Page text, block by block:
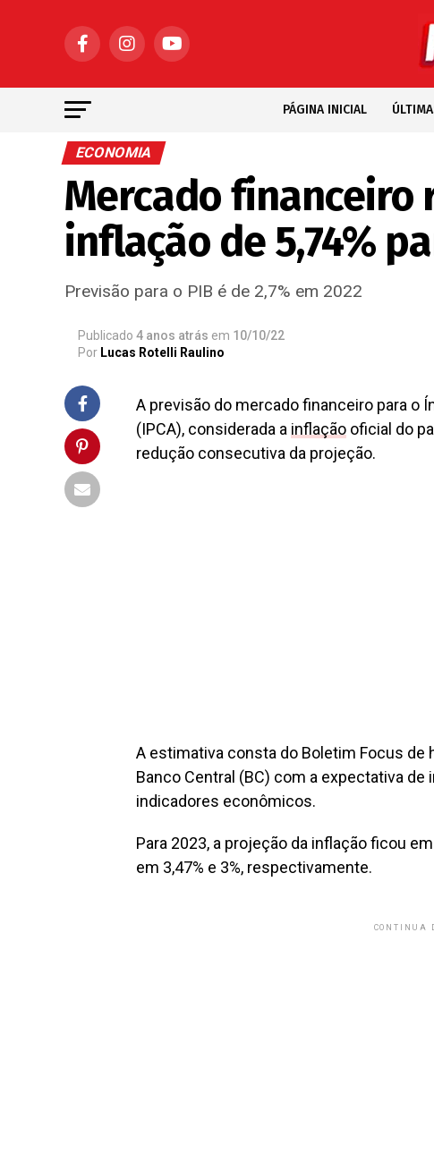
PÁGINA INICIAL
ECONOMIA
Mercado financeiro
inflação de 5,74%
Previsão para o PIB é de 2,7% em 2022
Publicado 4 anos atrás em 10/10/22
Por Lucas Rotelli Raulino
A previsão do mercado financeiro para o
(IPCA), considerada a inflação oficial do
redução consecutiva da projeção.
A estimativa consta do Boletim Focus de
Banco Central (BC) com a expectativa
indicadores econômicos.
Para 2023, a projeção da inflação ficou
em 3,47% e 3%, respectivamente.
CONTINUA